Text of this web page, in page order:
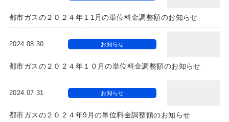
都市ガスの２０２４年１1月の単位料金調整額のお知らせ
2024.08.30 お知らせ
都市ガスの２０２４年１０月の単位料金調整額のお知らせ
2024.07.31 お知らせ
都市ガスの２０２４年9月の単位料金調整額のお知らせ